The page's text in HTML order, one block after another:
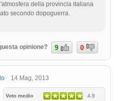
della provincia italiana
secondo dopoguerra.
opinione? 9 0
14 Mag, 2013
Voto medio 4.8